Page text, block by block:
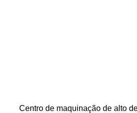
Centro de maquinação de alto